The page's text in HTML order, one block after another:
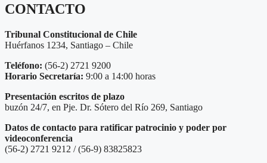
CONTACTO
Tribunal Constitucional de Chile
Huérfanos 1234, Santiago – Chile
Teléfono: (56-2) 2721 9200
Horario Secretaría: 9:00 a 14:00 horas
Presentación escritos de plazo
buzón 24/7, en Pje. Dr. Sótero del Río 269, Santiago
Datos de contacto para ratificar patrocinio y poder por
videoconferencia
(56-2) 2721 9212 / (56-9) 83825823